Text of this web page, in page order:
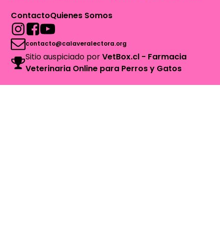
ContactoQuienes Somos
contacto@calaveralectora.org
Sitio auspiciado porVetBox.cl - Farmacia
Veterinaria Online para Perros y Gatos